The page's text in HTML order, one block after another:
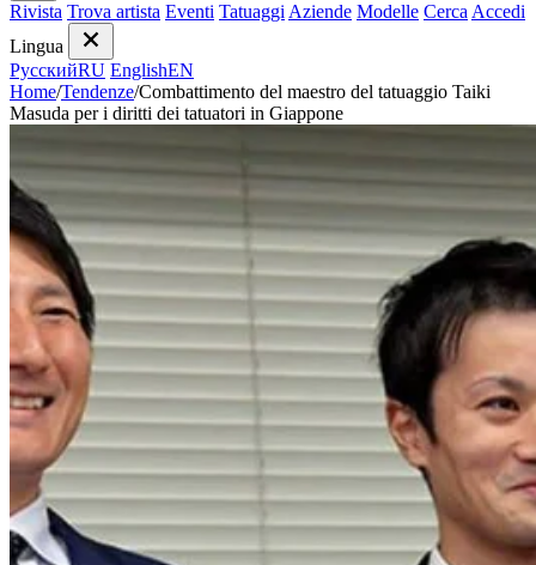
Rivista Trova artista Eventi Tatuaggi Aziende Modelle Cerca Accedi
Lingua
РусскийRU EnglishEN
Home/Tendenze/Combattimento del maestro del tatuaggio Taiki
Masuda per i diritti dei tatuatori in Giappone